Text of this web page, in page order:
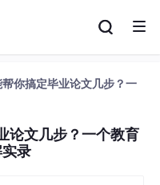
你搞定毕业论文几步？一
论文几步？一个教育
录